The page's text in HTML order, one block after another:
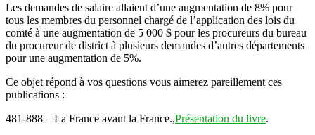
Les demandes de salaire allaient d’une augmentation de 8% pour
tous les membres du personnel chargé de l’application des lois du
comté à une augmentation de 5 000 $ pour les procureurs du bureau
du procureur de district à plusieurs demandes d’autres départements
pour une augmentation de 5%.
Ce objet répond à vos questions vous aimerez pareillement ces
publications :
481-888 – La France avant la France.,Présentation du livre.